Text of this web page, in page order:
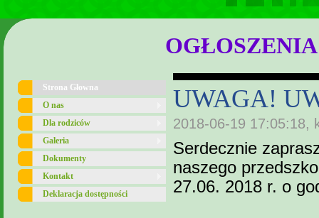
Strona Głowna
O nas
Dla rodziców
Galeria
Dokumenty
Kontakt
Deklaracja dostępności
UWAGA!
2018-06-19 17:05:18,
Serdecznie
naszego
27.06. 2018 r. o